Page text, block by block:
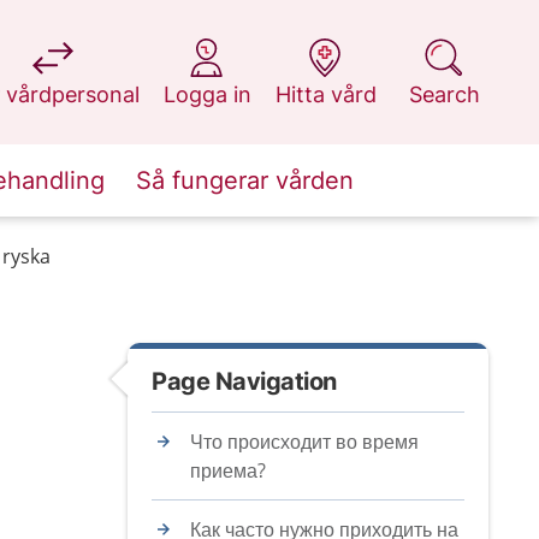
vårdpersonal
at 1177.se
Logga in
at 1177.se
Hitta vård
at 1177.se
Search
at 1177.se
Så fungerar vården
Page Navigation
Что происходит во время
приема?
Как часто нужно приходить на